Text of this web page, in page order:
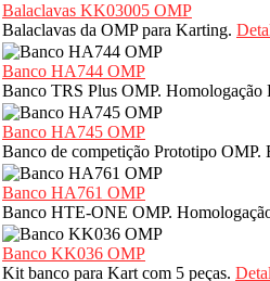
Balaclavas KK03005 OMP
Balaclavas da OMP para Karting.
Banco HA744 OMP
Banco TRS Plus OMP.
Banco HA745 OMP
Banco de competição Prototipo
Banco HA761 OMP
Banco HTE-ONE OMP.
Banco KK036 OMP
Kit banco para Kart com 5 peças.